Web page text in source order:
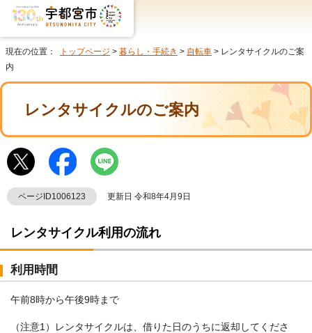
現在の位置： トップページ > 暮らし・手続き > 自転車 > レンタサイクルのご案
内
レンタサイクルのご案内
ページID1006123 更新日 令和8年4月9日
レンタサイクル利用の流れ
利用時間
午前8時から午後9時まで
（注意1）レンタサイクルは、借りた日のうちに返却してくださ